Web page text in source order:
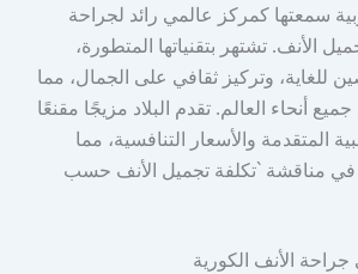
سمعتها كمركز عالمي رائد لجراحة
الأنف. تشتهر بتقنياتها المتطورة،
للغاية، وتركيز ثقافي على الجمال، مما
أنحاء العالم. تقدم البلاد مزيجًا مقنعًا
المتقدمة والأسعار التنافسية، مما
في مناقشة `تكلفة تجميل الأنف حسب
جراحة الأنف الكورية